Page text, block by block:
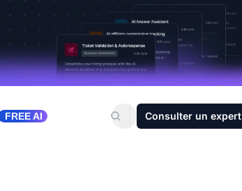
FREE AI Consulter un expert